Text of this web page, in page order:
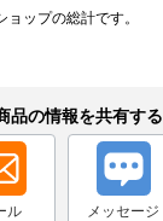
ップの総計です。
品の情報を共有する
ル メッセージ